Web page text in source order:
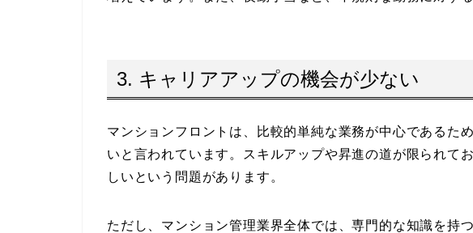
3. キャリアアップの機会が少ない
マンションフロントは、比較的単純な業務が中心であるた
いと言われています。スキルアップや昇進の道が限られて
しいという問題があります。
ただし、マンション管理業界全体では、専門的な知識を持